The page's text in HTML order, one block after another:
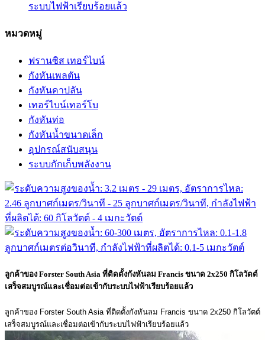
ระบบไฟฟ้าเรียบร้อยแล้ว
หมวดหมู่
ฟรานซิส เทอร์ไบน์
กังหันเพลตัน
กังหันคาปลัน
เทอร์ไบน์เทอร์โบ
กังหันท่อ
กังหันน้ำขนาดเล็ก
อุปกรณ์สนับสนุน
ระบบกักเก็บพลังงาน
ลูกค้าของ Forster South Asia ที่ติดตั้งกังหันลม Francis ขนาด 2x250 กิโลวัตต์
เสร็จสมบูรณ์และเชื่อมต่อเข้ากับระบบไฟฟ้าเรียบร้อยแล้ว
ลูกค้าของ Forster South Asia ที่ติดตั้งกังหันลม Francis ขนาด 2x250 กิโลวัตต์
เสร็จสมบูรณ์และเชื่อมต่อเข้ากับระบบไฟฟ้าเรียบร้อยแล้ว